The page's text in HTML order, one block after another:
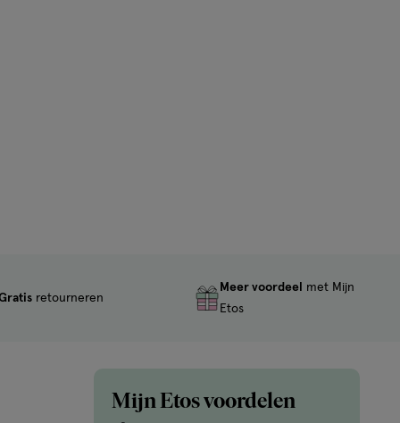
retourneren
Meer voordeel
met Mijn
Etos
Mijn Etos voordelen